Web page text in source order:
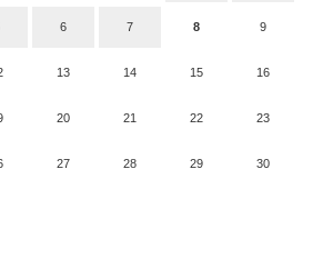
6 7 8 9
13 14 15 16
20 21 22 23
27 28 29 30